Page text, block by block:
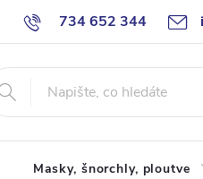
734 652 344
Jak nakupovat Obchodní
Masky, šnorchly, ploutve